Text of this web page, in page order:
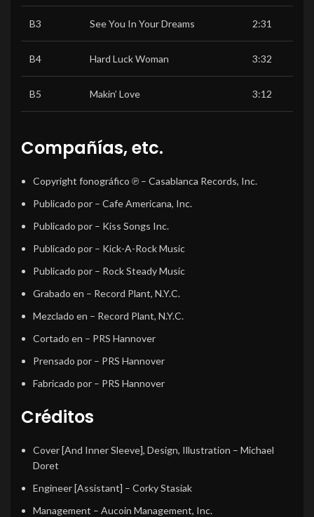
B3 See You In Your Dreams 2:31
B4 Hard Luck Woman 3:32
B5 Makin’ Love 3:12
Compañías, etc.
Copyright fonográfico ℗ – Casablanca Records, Inc.
Publicado por – Cafe Americana, Inc.
Publicado por – Kiss Songs Inc.
Publicado por – Kick-A-Rock Music
Publicado por – Rock Steady Music
Grabado en – Record Plant, N.Y.C.
Mezclado en – Record Plant, N.Y.C.
Cortado en – PRS Hannover
Prensado por – PRS Hannover
Fabricado por – PRS Hannover
Créditos
Cover [And Inner Sleeve], Design, Illustration – Michael
Doret
Engineer [Assistant] – Corky Stasiak
Management – Aucoin Management, Inc.